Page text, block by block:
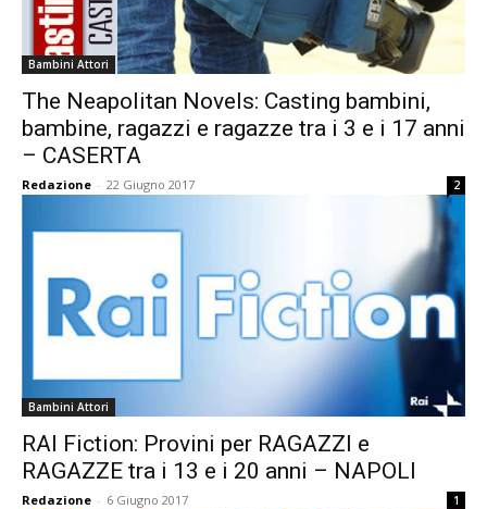
Bambini Attori
The Neapolitan Novels: Casting bambini,
bambine, ragazzi e ragazze tra i 3 e i 17 anni
– CASERTA
Redazione - 22 Giugno 2017 2
Bambini Attori
RAI Fiction: Provini per RAGAZZI e
RAGAZZE tra i 13 e i 20 anni – NAPOLI
Redazione - 6 Giugno 2017 1